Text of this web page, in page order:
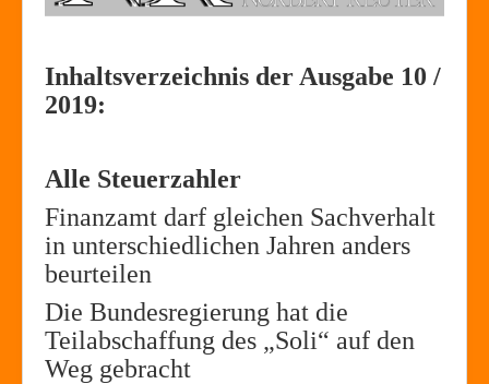
Inhaltsverzeichnis der Ausgabe 10 /
2019:
Alle Steuerzahler
Finanzamt darf gleichen Sachverhalt
in unterschiedlichen Jahren anders
beurteilen
Die Bundesregierung hat die
Teilabschaffung des „Soli“ auf den
Weg gebracht